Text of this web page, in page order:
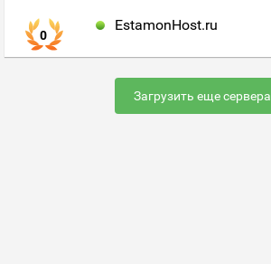
0
EstamonHost.ru
Загрузить еще сервера